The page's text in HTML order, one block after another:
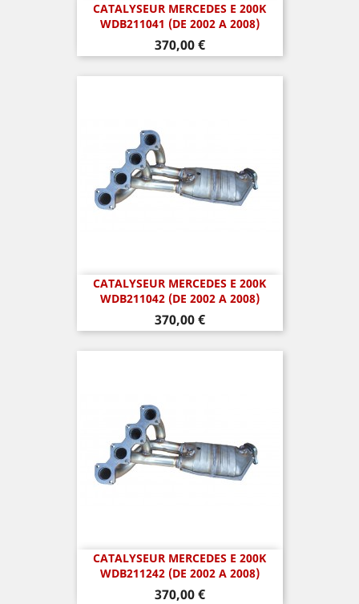
CATALYSEUR MERCEDES E 200K
WDB211041 (DE 2002 A 2008)
Prix
370,00 €
CATALYSEUR MERCEDES E 200K
WDB211042 (DE 2002 A 2008)
Prix
370,00 €
CATALYSEUR MERCEDES E 200K
WDB211242 (DE 2002 A 2008)
Prix
370,00 €